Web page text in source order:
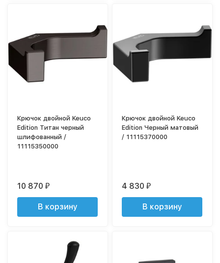
Крючок двойной Keuco
Edition Титан черный
шлифованный /
11115350000
10 870₽
В корзину
Крючок двойной Keuco
Edition Черный матовый
/ 11115370000
4 830₽
В корзину